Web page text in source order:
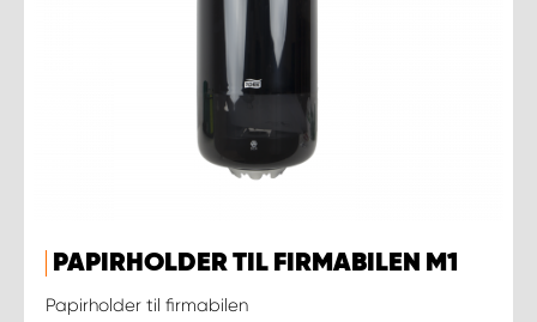
PAPIRHOLDER TIL FIRMABILEN M1
Papirholder til firmabilen